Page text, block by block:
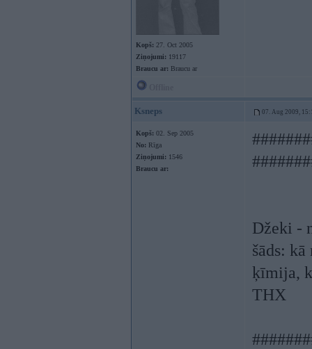
Kopš: 27. Oct 2005
Ziņojumi: 19117
Braucu ar: Braucu ar
Ksneps 07. Aug 2009,
Kopš: 02. Sep 2005
No: Rīga
Ziņojumi: 1546
Braucu ar:
Džeki -
šāds:
ķīmija,
THX